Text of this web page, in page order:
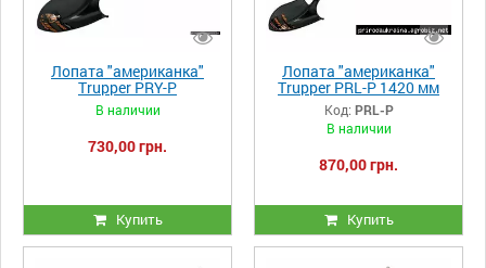
Лопата "американка"
Trupper PRY-P
В наличии
730,00 грн.
Купить
Лопата "американка"
Trupper PRL-P 1420 мм
Код: PRL-P
В наличии
870,00 грн.
Купить